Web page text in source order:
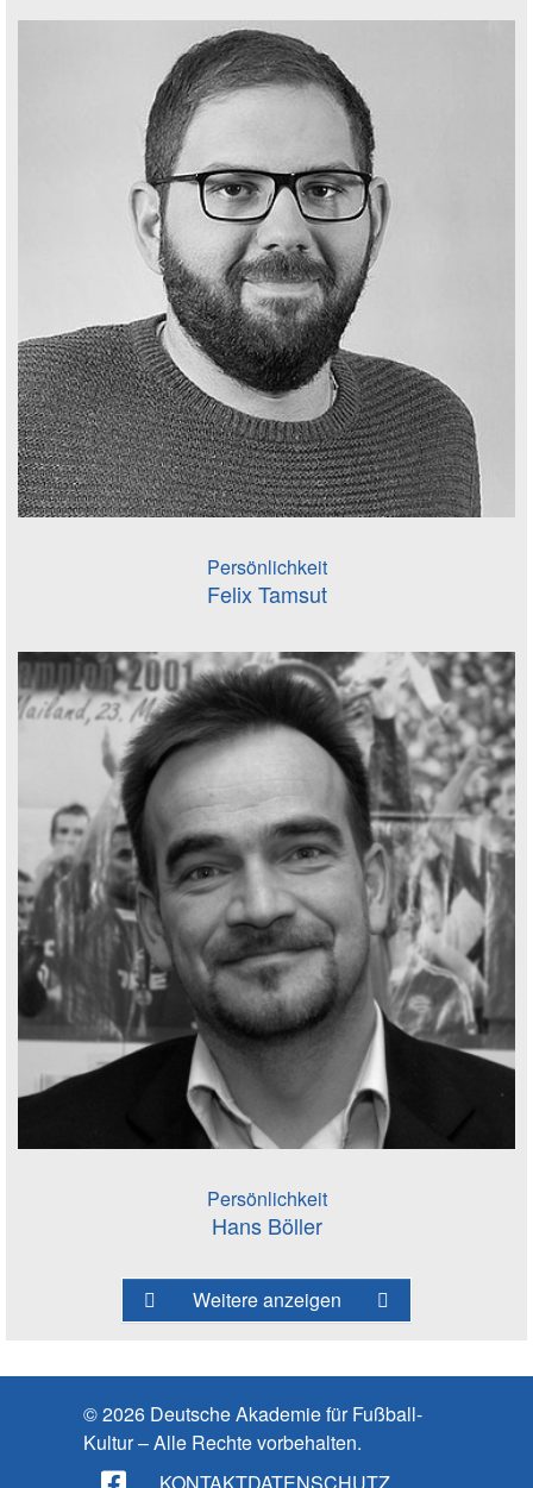
Persönlichkeit
Felix Tamsut
Persönlichkeit
Hans Böller
Weitere anzeigen
© 2026 Deutsche Akademie für Fußball-
Kultur – Alle Rechte vorbehalten.